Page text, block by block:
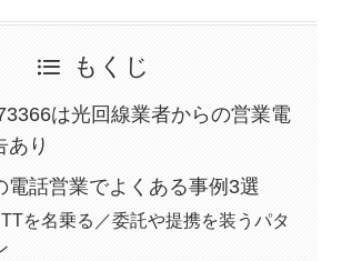
もくじ
は光回線業者からの営業電
あり
電話営業でよくある事例3選
を名乗る／委託や提携を装うパタ